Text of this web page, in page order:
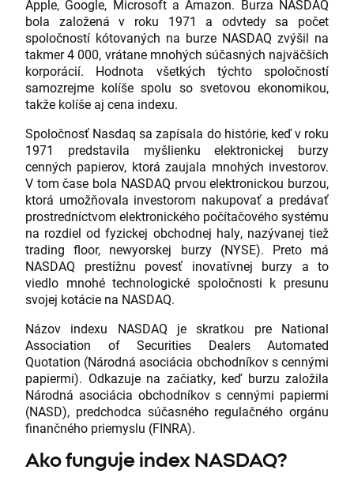
Apple, Google, Microsoft a Amazon. Burza NASDAQ
bola založená v roku 1971 a odvtedy sa počet
spoločností kótovaných na burze NASDAQ zvýšil na
takmer 4 000, vrátane mnohých súčasných najväčších
korporácií. Hodnota všetkých týchto spoločností
samozrejme kolíše spolu so svetovou ekonomikou,
takže kolíše aj cena indexu.
Spoločnosť Nasdaq sa zapísala do histórie, keď v roku
1971 predstavila myšlienku elektronickej burzy
cenných papierov, ktorá zaujala mnohých investorov.
V tom čase bola NASDAQ prvou elektronickou burzou,
ktorá umožňovala investorom nakupovať a predávať
prostredníctvom elektronického počítačového systému
na rozdiel od fyzickej obchodnej haly, nazývanej tiež
trading floor, newyorskej burzy (NYSE). Preto má
NASDAQ prestížnu povesť inovatívnej burzy a to
viedlo mnohé technologické spoločnosti k presunu
svojej kotácie na NASDAQ.
Názov indexu NASDAQ je skratkou pre National
Association of Securities Dealers Automated
Quotation (Národná asociácia obchodníkov s cennými
papiermi). Odkazuje na začiatky, keď burzu založila
Národná asociácia obchodníkov s cennými papiermi
(NASD), predchodca súčasného regulačného orgánu
finančného priemyslu (FINRA).
Ako funguje index NASDAQ?